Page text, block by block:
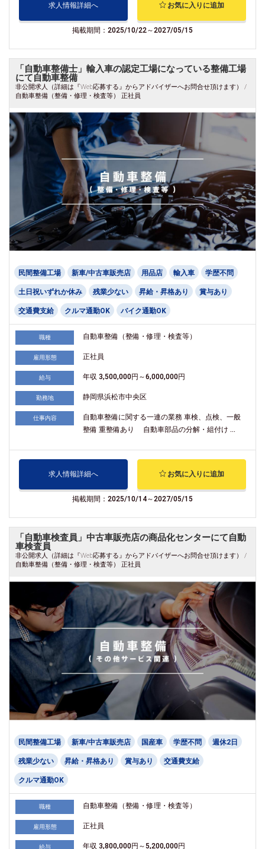
求人情報詳細へ お気に入りに追加
掲載期間：2025/10/22～2027/05/15
「自動車整備士」輸入車の認定工場になっている整備工場
にて自動車整備
非公開求人（詳細は『Web応募する』からアドバイザーへお問合せ頂けます） /
自動車整備（整備・修理・検査等） 正社員
民間整備工場 新車/中古車販売店 用品店 輸入車 学歴不問
土日祝いずれか休み 残業少ない 昇給・昇格あり 賞与あり
交通費支給 クルマ通勤OK バイク通勤OK
職種 自動車整備（整備・修理・検査等）
雇用形態 正社員
給与 年収 3,500,000円～6,000,000円
勤務地 静岡県浜松市中央区
仕事内容
自動車整備に関する一連の業務 車検、点検、一般
整備 重整備あり 自動車部品の分解・組付け ...
求人情報詳細へ お気に入りに追加
掲載期間：2025/10/14～2027/05/15
「自動車検査員」中古車販売店の商品化センターにて自動
車検査員
非公開求人（詳細は『Web応募する』からアドバイザーへお問合せ頂けます） /
自動車整備（整備・修理・検査等） 正社員
民間整備工場 新車/中古車販売店 国産車 学歴不問 週休2日
残業少ない 昇給・昇格あり 賞与あり 交通費支給
クルマ通勤OK
職種 自動車整備（整備・修理・検査等）
雇用形態 正社員
給与 年収 3,800,000円～5,200,000円